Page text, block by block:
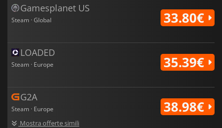
Gamesplanet US
Steam · Global 33.80€
LOADED
Steam · Europe 35.39€
G2A
Steam · Europe
Mostra offerte simili
38.98€